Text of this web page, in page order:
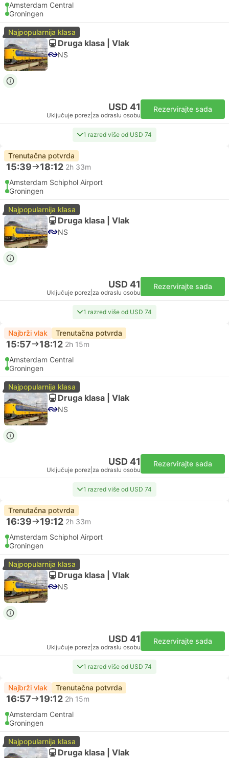
Amsterdam Central
Groningen
Najpopularnija klasa
Druga klasa | Vlak
NS
USD 41
Uključuje porez za odraslu osobu
Rezervirajte sada
1 razred više od USD 74
Trenutačna potvrda
15:39 18:12 2h 33m
Amsterdam Schiphol Airport
Groningen
Najpopularnija klasa
Druga klasa | Vlak
NS
USD 41
Uključuje porez za odraslu osobu
Rezervirajte sada
1 razred više od USD 74
Najbrži vlak Trenutačna potvrda
15:57 18:12 2h 15m
Amsterdam Central
Groningen
Najpopularnija klasa
Druga klasa | Vlak
NS
USD 41
Uključuje porez za odraslu osobu
Rezervirajte sada
1 razred više od USD 74
Trenutačna potvrda
16:39 19:12 2h 33m
Amsterdam Schiphol Airport
Groningen
Najpopularnija klasa
Druga klasa | Vlak
NS
USD 41
Uključuje porez za odraslu osobu
Rezervirajte sada
1 razred više od USD 74
Najbrži vlak Trenutačna potvrda
16:57 19:12 2h 15m
Amsterdam Central
Groningen
Najpopularnija klasa
Druga klasa | Vlak